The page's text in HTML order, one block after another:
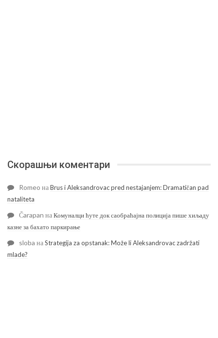
Скорашњи коментари
Romeo наBrus i Aleksandrovac pred nestajanjem: Dramatičan pad
nataliteta
Čarapan наКомуналци ћуте док саобраћајна полиција пише хиљаду
казне за бахато паркирање
sloba наStrategija za opstanak: Može li Aleksandrovac zadržati
mlade?